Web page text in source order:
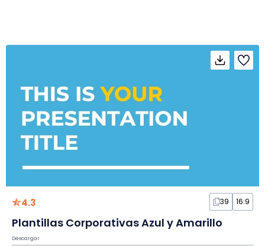
4.3 39 16:9
Plantillas Corporativas Azul y Amarillo
Descargar